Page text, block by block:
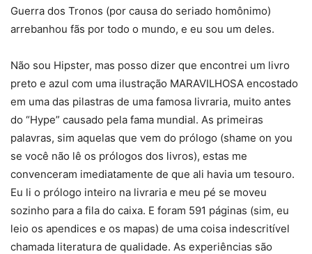
Guerra dos Tronos (por causa do seriado homônimo)
arrebanhou fãs por todo o mundo, e eu sou um deles.
Não sou Hipster, mas posso dizer que encontrei um livro
preto e azul com uma ilustração MARAVILHOSA encostado
em uma das pilastras de uma famosa livraria, muito antes
do “Hype” causado pela fama mundial. As primeiras
palavras, sim aquelas que vem do prólogo (shame on you
se você não lê os prólogos dos livros), estas me
convenceram imediatamente de que ali havia um tesouro.
Eu li o prólogo inteiro na livraria e meu pé se moveu
sozinho para a fila do caixa. E foram 591 páginas (sim, eu
leio os apendices e os mapas) de uma coisa indescritível
chamada literatura de qualidade. As experiências são